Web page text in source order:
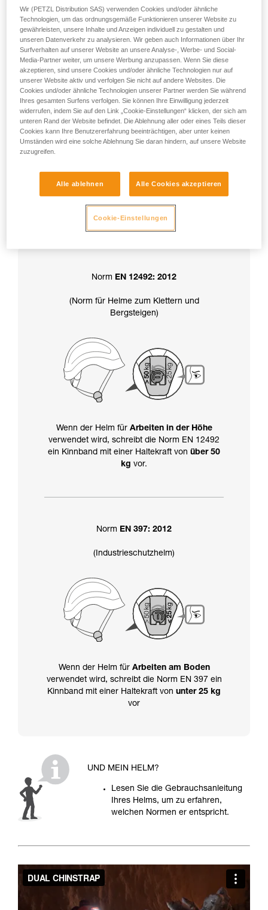
Kopf gerissen wird:Haltekraft des Kinnbands
in der Position über50 kg
Strangulationsrisiko, wenn sich der Helm
verfängt:Haltekraft des Kinnbands in der
Position unter25 kg
Achtung: Ihr Helm wird in der Position
Die Wahl der Haltekraft des Kinnbands
bestimmt auch die Zertifizierung
Norm EN 12492: 2012
(Norm für Helme zum Klettern und
Bergsteigen)
Wenn der Helm für Arbeiten in der Höhe
verwendet wird, schreibt die Norm EN 12492
ein Kinnband mit einer Haltekraft von über 50
kg vor.
Norm EN 397: 2012
(Industrieschutzhelm)
Wenn der Helm für Arbeiten am Boden
verwendet wird, schreibt die Norm EN 397 ein
Kinnband mit einer Haltekraft von unter 25 kg
vor
UND MEIN HELM?
Lesen Sie die Gebrauchsanleitung
Ihres Helms, um zu erfahren,
welchen Normen er entspricht.
Wir (PETZL Distribution SAS) verwenden Cookies und/oder ähnliche
Technologien, um das ordnungsgemäße Funktionieren unserer Website zu
gewährleisten, unsere Inhalte und Anzeigen individuell zu gestalten und
unseren Datenverkehr zu analysieren. Wir geben auch Informationen über Ihr
Surfverhalten auf unserer Website an unsere Analyse-, Werbe- und Social-
Media-Partner weiter, um unsere Werbung anzupassen. Wenn Sie diese
akzeptieren, sind unsere Cookies und/oder ähnliche Technologien nur auf
unserer Website aktiv und verfolgen Sie nicht auf andere Websites. Die
Cookies und/oder ähnliche Technologien unserer Partner werden Sie während
Ihres gesamten Surfens verfolgen. Sie können Ihre Einwilligung jederzeit
widerrufen, indem Sie auf den Link „Cookie-Einstellungen“ klicken, der sich am
unteren Rand der Website befindet. Die Ablehnung aller oder eines Teils dieser
Cookies kann Ihre Benutzererfahrung beeinträchtigen, aber unter keinen
Umständen wird eine solche Ablehnung Sie daran hindern, auf unsere Website
zuzugreifen.
Alle ablehnen Alle Cookies akzeptieren
Cookie-Einstellungen